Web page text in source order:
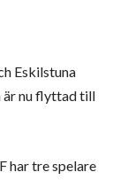
Eskilstuna
är nu flyttad till
har tre spelare